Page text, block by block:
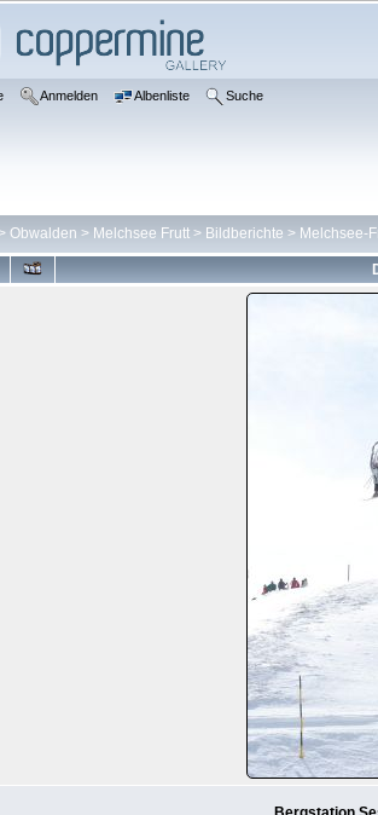
Anmelden Albenliste Suche
Obwalden > Melchsee Frutt > Bildberichte > Melchsee-